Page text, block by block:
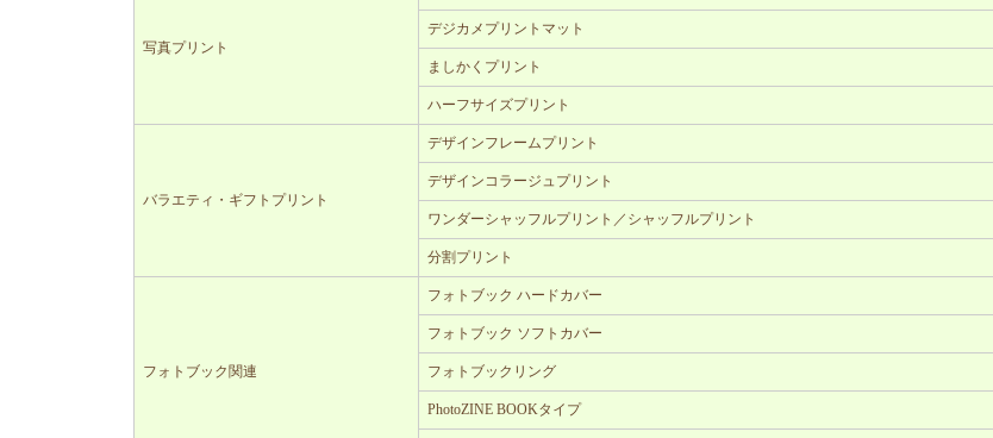
写真プリント
デジカメプリントマット
ましかくプリント
ハーフサイズプリント
バラエティ・ギフトプリント
デザインフレームプリント
デザインコラージュプリント
ワンダーシャッフルプリント／シャッフルプリント
分割プリント
フォトブック関連
フォトブック ハードカバー
フォトブック ソフトカバー
フォトブックリング
PhotoZINE BOOKタイプ